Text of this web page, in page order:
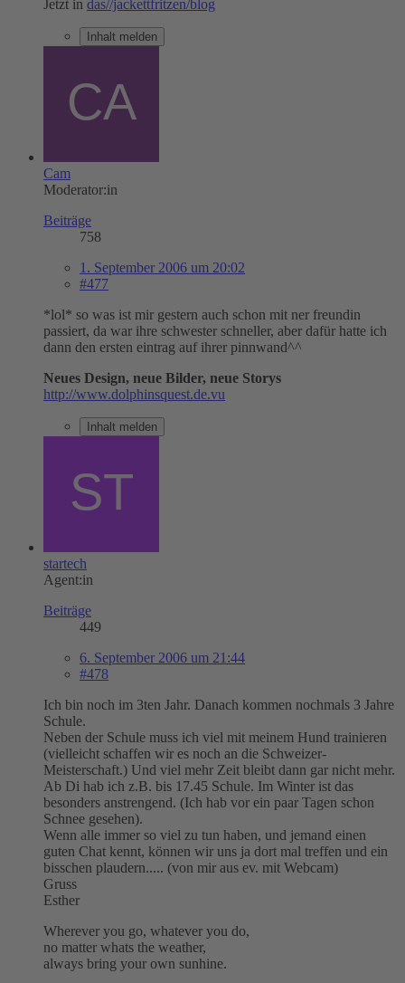
Jetzt in das//jackettfritzen/blog
Inhalt melden
Cam
Moderator:in
Beiträge
758
1. September 2006 um 20:02
#477
*lol* so was ist mir gestern auch schon mit ner freundin
passiert, da war ihre schwester schneller, aber dafür hatte ich
dann den ersten eintrag auf ihrer pinnwand^^
Neues Design, neue Bilder, neue Storys
http://www.dolphinsquest.de.vu
Inhalt melden
startech
Agent:in
Beiträge
449
6. September 2006 um 21:44
#478
Ich bin noch im 3ten Jahr. Danach kommen nochmals 3 Jahre
Schule.
Neben der Schule muss ich viel mit meinem Hund trainieren
(vielleicht schaffen wir es noch an die Schweizer-
Meisterschaft.) Und viel mehr Zeit bleibt dann gar nicht mehr.
Ab Di hab ich z.B. bis 17.45 Schule. Im Winter ist das
besonders anstrengend. (Ich hab vor ein paar Tagen schon
Schnee gesehen).
Wenn alle immer so viel zu tun haben, und jemand einen
guten Chat kennt, können wir uns ja dort mal treffen und ein
bisschen plaudern..... (von mir aus ev. mit Webcam)
Gruss
Esther
Wherever you go, whatever you do,
no matter whats the weather,
always bring your own sunhine.